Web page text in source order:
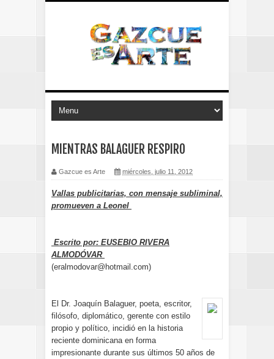
MIENTRAS BALAGUER RESPIRO
Gazcue es Arte miércoles, julio 11, 2012
Vallas publicitarias, con mensaje subliminal,
promueven a Leonel
Escrito por: EUSEBIO RIVERA
ALMODÓVAR
(eralmodovar@hotmail.com)
El Dr. Joaquín Balaguer, poeta, escritor,
filósofo, diplomático, gerente con estilo
propio y político, incidió en la historia
reciente dominicana en forma
impresionante durante sus últimos 50 años de